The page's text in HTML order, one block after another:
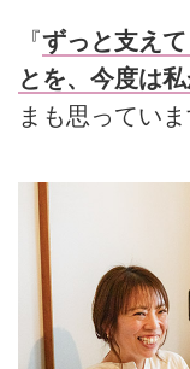
『ずっと支え
とを、今度は
まも思っていま